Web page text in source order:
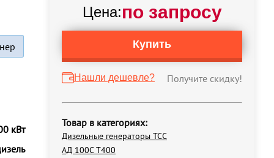
Цена:по запросу
Купить
Нашли дешевле? Получите скидку!
Товар в категориях:
Дизельные генераторы ТСС
АД 100С Т400
кВт